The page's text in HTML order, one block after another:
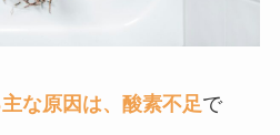
な原因は、酸素不足で